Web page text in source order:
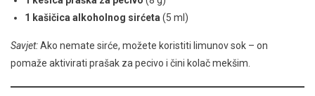
1 kašičica alkoholnog sirćeta (5 ml)
Savjet:Ako nemate sirće, možete koristiti limunov sok – on
pomaže aktivirati prašak za pecivo i čini kolač mekšim.